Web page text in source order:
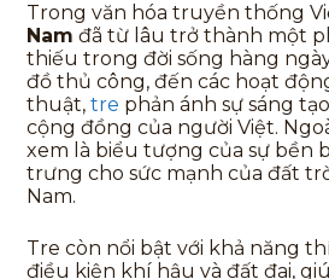
Trong văn hóa truyền thống
Nam đã từ lâu trở thành một
thiếu trong đời sống hàng
đồ thủ công, đến các hoạt
thuật,tre phản ánh sự sáng
cộng đồng của người Việt.
xem là biểu tượng của sự bền
trưng cho sức mạnh của đất
Nam.
Tre còn nổi bật với khả năng
điều kiện khí hậu và đất đai,